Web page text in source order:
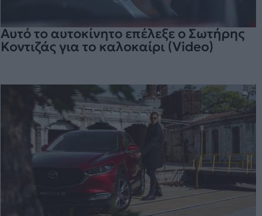
Αυτό το αυτοκίνητο επέλεξε ο Σωτήρης
Κοντιζάς για το καλοκαίρι (Video)